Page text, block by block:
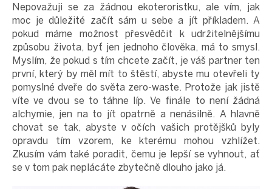
Novinky
Vánoce
Přihlášení
Nepovažuji se za žádnou ekoteroristku, ale vím, jak
moc je důležité začít sám u sebe a jít příkladem. A
pokud máme možnost přesvědčit k udržitelnějšímu
způsobu života, byť jen jednoho člověka, má to smysl.
Myslím, že pokud s tím chcete začít, je váš partner ten
první, který by měl mít to štěstí, abyste mu otevřeli ty
pomyslné dveře do světa zero-waste. Protože jak jistě
víte ve dvou se to táhne líp. Ve finále to není žádná
alchymie, jen na to jít opatrně a nenásilně. A hlavně
chovat se tak, abyste v očích vašich protějšků byly
opravdu tím vzorem, ke kterému mohou vzhlížet.
Zkusím vám také poradit, čemu je lepší se vyhnout, ať
se v tom pak neplácáte zbytečně dlouho jako já.